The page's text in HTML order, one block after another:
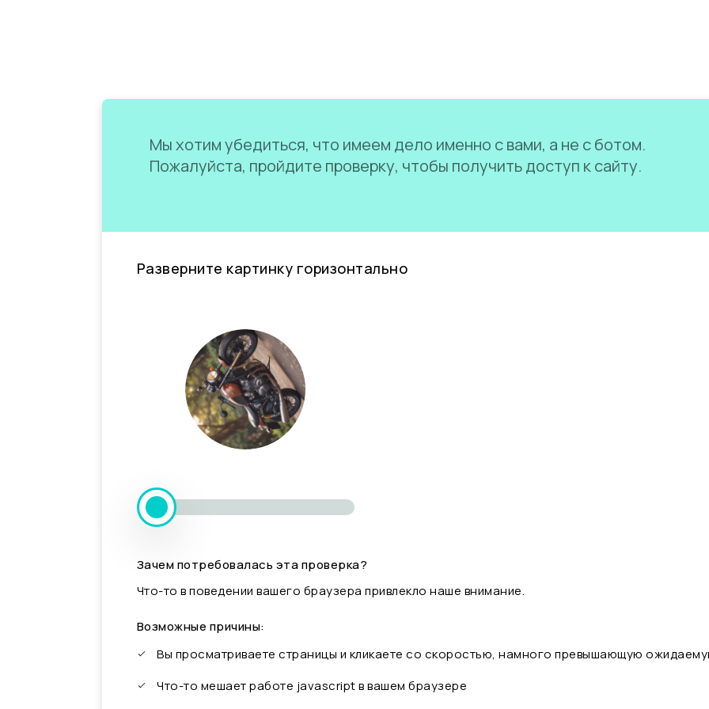
Мы хотим убедиться, что имеем дело именно с вами, а не с ботом.
Пожалуйста, пройдите проверку, чтобы получить доступ к сайту.
Разверните картинку горизонтально
Зачем потребовалась эта проверка?
Что-то в поведении вашего браузера привлекло наше внимание.
Возможные причины:
Вы просматриваете страницы и кликаете со скоростью, намного превышающую
Что-то мешает работе javascript в вашем браузере